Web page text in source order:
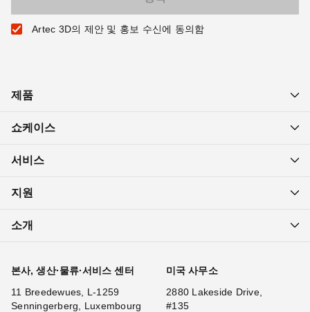
Artec 3D의 제안 및 홍보 수신에 동의함
제품
쇼케이스
서비스
지원
소개
본사, 생산·물류·서비스 센터
11 Breedewues, L-1259
Senningerberg, Luxembourg
미국 사무소
2880 Lakeside Drive,
#135